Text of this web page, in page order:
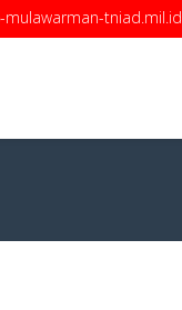
tniad.mil.id